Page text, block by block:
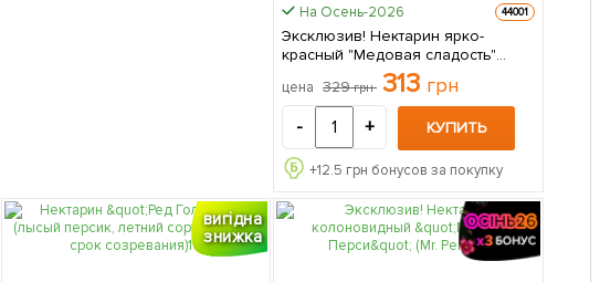
На Осень-2026 44001
Эксклюзив! Нектарин ярко-
красный "Медовая сладость"
(Honey sweetness) (английская
селекция, премиальный супер
ранний сорт) 1 саженец в
упаковке
цена 329грн 313 грн
- + КУПИТЬ
+12.5 грн бонусов за покупку
вигідна
знижка